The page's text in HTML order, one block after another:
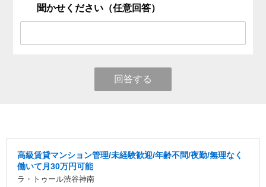
聞かせください（任意回答）
回答する
高級賃貸マンション管理/未経験歓迎/年齢不問/夜勤/無理なく
働いて月30万円可能
ラ・トゥール渋谷神南